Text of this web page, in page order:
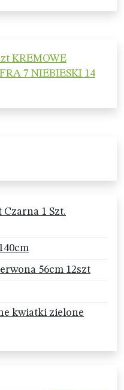
KREMOWE
7 NIEBIESKI 14
1 Szt.
56cm 12szt
kwiatki zielone